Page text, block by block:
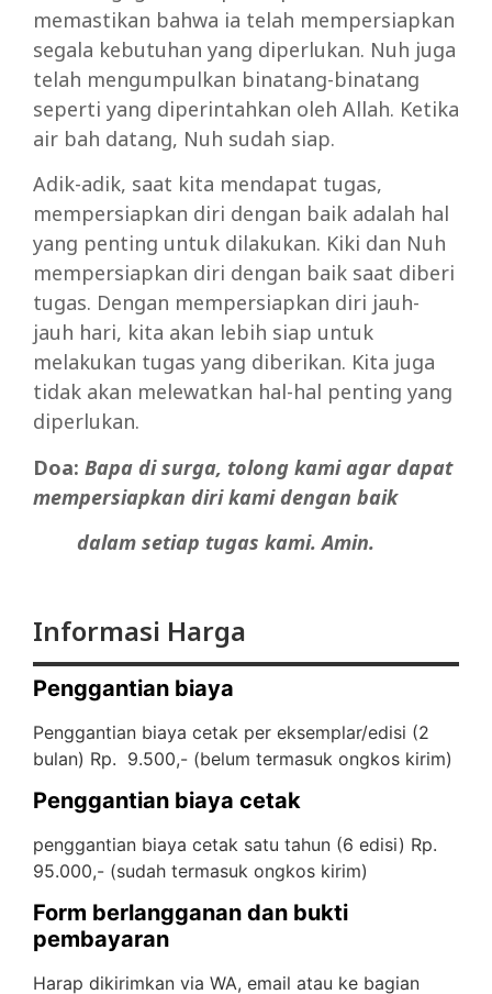
memastikan bahwa ia telah mempersiapkan
segala kebutuhan yang diperlukan. Nuh juga
telah mengumpulkan binatang-binatang
seperti yang diperintahkan oleh Allah. Ketika
air bah datang, Nuh sudah siap.
Adik-adik, saat kita mendapat tugas,
mempersiapkan diri dengan baik adalah hal
yang penting untuk dilakukan. Kiki dan Nuh
mempersiapkan diri dengan baik saat diberi
tugas. Dengan mempersiapkan diri jauh-
jauh hari, kita akan lebih siap untuk
melakukan tugas yang diberikan. Kita juga
tidak akan melewatkan hal-hal penting yang
diperlukan.
Doa: Bapa di surga, tolong kami agar dapat
mempersiapkan diri kami dengan baik
dalam setiap tugas kami. Amin.
Informasi Harga
Penggantian biaya
Penggantian biaya cetak per eksemplar/edisi (2
bulan) Rp. 9.500,- (belum termasuk ongkos kirim)
Penggantian biaya cetak
penggantian biaya cetak satu tahun (6 edisi) Rp.
95.000,- (sudah termasuk ongkos kirim)
Form berlangganan dan bukti
pembayaran
Harap dikirimkan via WA, email atau ke bagian